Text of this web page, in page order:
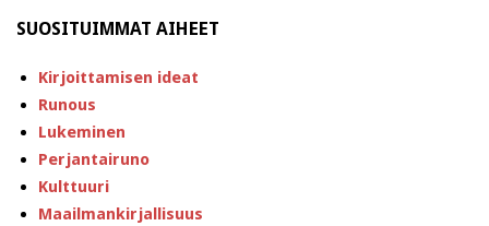
SUOSITUIMMAT AIHEET
Kirjoittamisen ideat
Runous
Lukeminen
Perjantairuno
Kulttuuri
Maailmankirjallisuus